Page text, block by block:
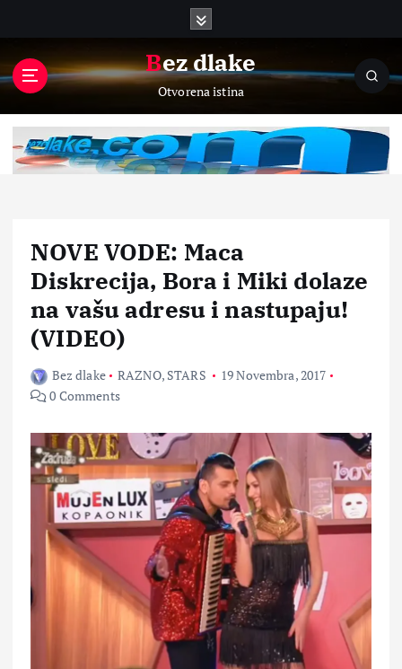
p
o
Bez dlake
Otvorena istina
NOVE VODE: Maca
Diskrecija, Bora i Miki dolaze
na vašu adresu i nastupaju!
(VIDEO)
Bez dlake RAZNO, STARS
19 Novembra, 2017
0 Comments